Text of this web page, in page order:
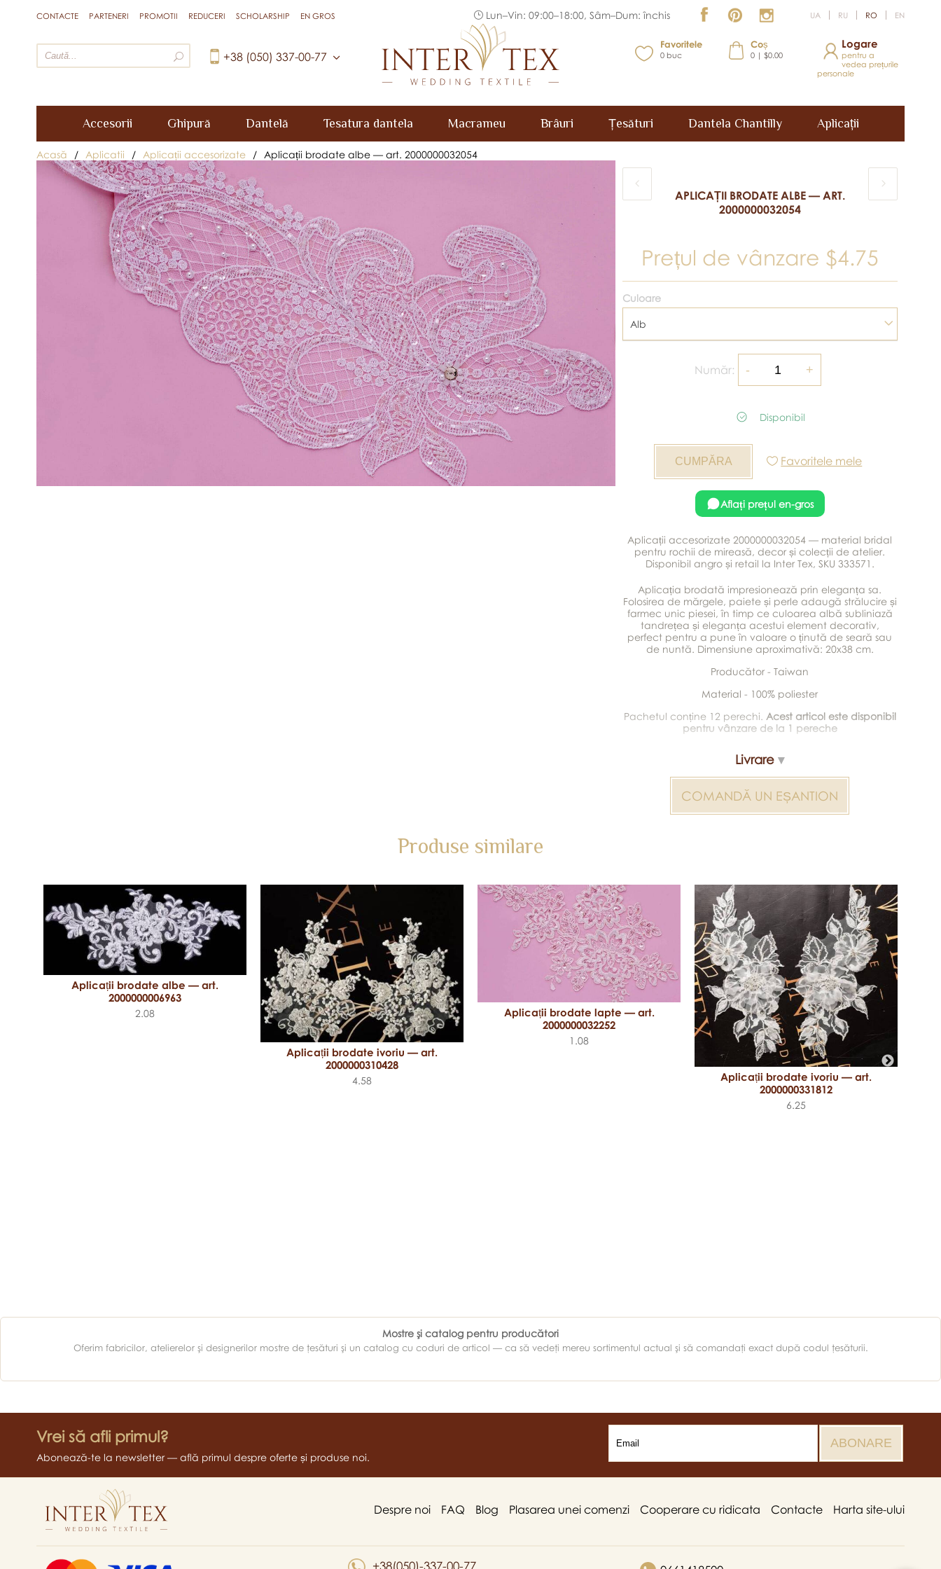
CONTACTE PARTENERI PROMOTII REDUCERI SCHOLARSHIP EN GROS Lun–Vin: 09:00–18:00, Sâm–Dum: închis UA RU RO EN
+38 (050) 337-00-77
Favoritele
0 buc
Coș
0 | $0.00
Logare
pentru a
vedea prețurile
personale
Accesorii Ghipură Dantelă Tesatura dantela Macrameu Brâuri Țesături Dantela Chantilly Aplicații
Acasă / Aplicatii / Aplicații accesorizate / Aplicații brodate albe — art. 2000000032054
APLICAȚII BRODATE ALBE — ART.
2000000032054
Prețul de vânzare $4.75
Culoare
Alb
Număr:
Disponibil
Favoritele mele
Aflați prețul en-gros
Aplicații accesorizate 2000000032054 — material bridal
pentru rochii de mireasă, decor și colecții de atelier.
Disponibil angro și retail la Inter Tex, SKU 333571.
Aplicația brodată impresionează prin eleganța sa.
Folosirea de mărgele, paiete și perle adaugă strălucire și
farmec unic piesei, în timp ce culoarea albă subliniază
tandrețea și eleganța acestui element decorativ,
perfect pentru a pune în valoare o ținută de seară sau
de nuntă. Dimensiune aproximativă: 20x38 cm.
Producător - Taiwan
Material - 100% poliester
Pachetul conține 12 perechi. Acest articol este disponibil
pentru vânzare de la 1 pereche
Livrare
COMANDĂ UN EȘANTION
Produse similare
Aplicații brodate albe — art.
2000000006963
2.08
Aplicații brodate ivoriu — art.
2000000310428
4.58
Aplicații brodate lapte — art.
2000000032252
1.08
Aplicații brodate ivoriu — art.
2000000331812
6.25
Mostre şi catalog pentru producători
Oferim fabricilor, atelierelor şi designerilor mostre de ţesături şi un catalog cu coduri de articol — ca să vedeţi mereu sortimentul actual şi să comandaţi exact după codul ţesăturii.
Vrei să afli primul?
Abonează-te la newsletter — află primul despre oferte și produse noi.
Despre noi FAQ Blog Plasarea unei comenzi Cooperare cu ridicata Contacte Harta site-ului
+38(050)-337-00-77